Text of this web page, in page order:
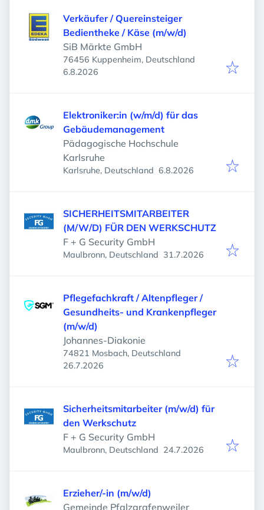
Verkäufer / Quereinsteiger
Bedientheke / Käse (m/w/d)
SiB Märkte GmbH
76456 Kuppenheim, Deutschland
Veröffentlicht
6.8.2026
Elektroniker:in (w/m/d) für das
Gebäudemanagement
Pädagogische Hochschule
Karlsruhe
Karlsruhe, Deutschland Veröffentlicht
6.8.2026
SICHERHEITSMITARBEITER
(M/W/D) FÜR DEN WERKSCHUTZ
F + G Security GmbH
Maulbronn, Deutschland Veröffentlicht
31.7.2026
Pflegefachkraft / Altenpfleger /
Gesundheits- und Krankenpfleger
(m/w/d)
Johannes-Diakonie
74821 Mosbach, Deutschland
Veröffentlicht
26.7.2026
Sicherheitsmitarbeiter (m/w/d) für
den Werkschutz
F + G Security GmbH
Maulbronn, Deutschland Veröffentlicht
24.7.2026
Erzieher/-in (m/w/d)
Gemeinde Pfalzgrafenweiler